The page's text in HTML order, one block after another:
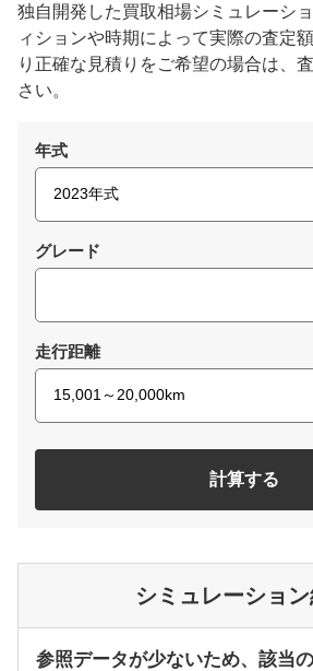
独自開発した買取相場シミュレーシ
ィションや時期によって実際の査定
り正確な見積りをご希望の場合は、
さい。
年式
グレード
走行距離
計算する
シミュレーショ
参照データが少ないため、該当